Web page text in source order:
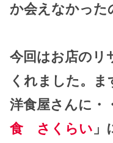
か会えなかった
今回はお店のリ
くれました。ま
洋食屋さんに・
食 さくらい